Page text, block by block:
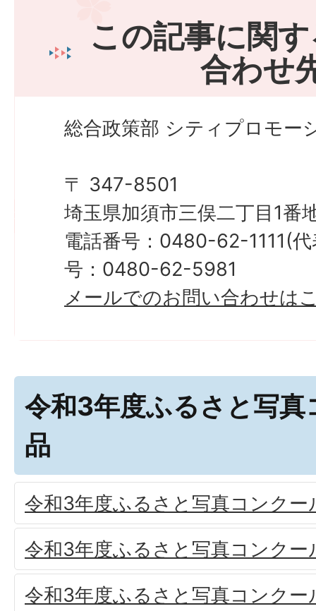
この記事に関
合わせ
総合政策部 シティプロモー
〒 347-8501
埼玉県加須市三俣二丁目1番
電話番号：0480-62-1111(
号：0480-62-5981
メールでのお問い合わせは
令和3年度ふるさと写真
品
令和3年度ふるさと写真コンクー
令和3年度ふるさと写真コンクー
令和3年度ふるさと写真コンクー